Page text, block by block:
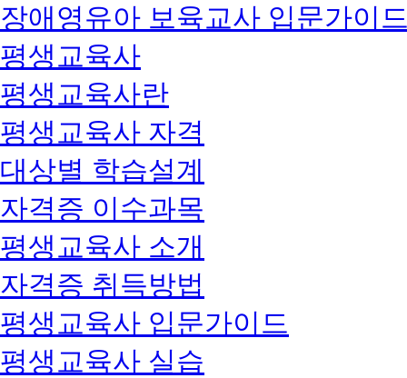
장애영유아 보육교사 입문가이
평생교육사
평생교육사란
평생교육사 자격
대상별 학습설계
자격증 이수과목
평생교육사 소개
자격증 취득방법
평생교육사 입문가이드
평생교육사 실습